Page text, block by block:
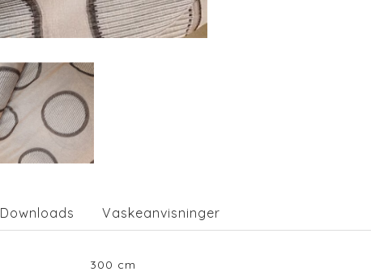
Downloads Vaskeanvisninger
300 cm